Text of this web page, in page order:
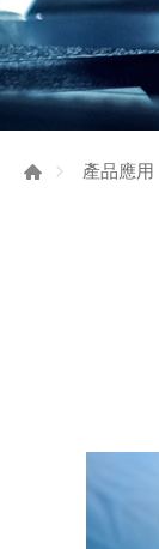
產品應用